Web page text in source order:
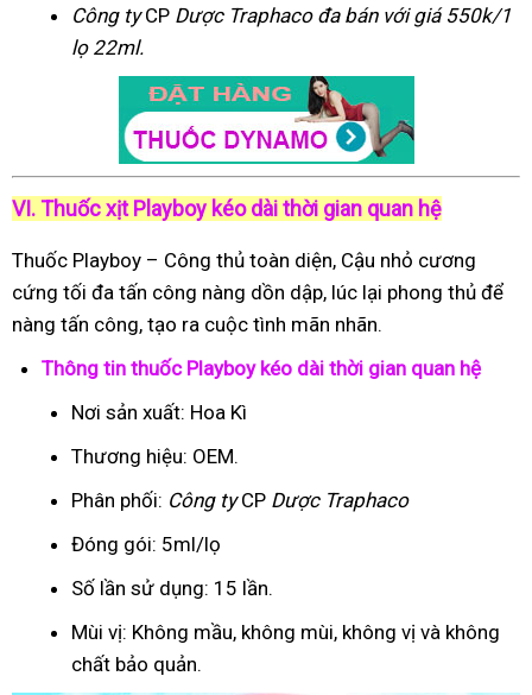
Công tyCP Dược Traphacođa bán với giá 550k/1
lọ 22ml.
VI. Thuốc xịt Playboy kéo dài thời gian quan hệ
Thuốc Playboy – Công thủ toàn diện, Cậu nhỏ cương
cứng tối đa tấn công nàng dồn dập, lúc lại phong thủ để
nàng tấn công, tạo ra cuộc tình mãn nhãn.
Thông tin thuốc Playboy kéo dài thời gian quan hệ
Nơi sản xuất: Hoa Kì
Thương hiệu: OEM.
Phân phối: Công tyCP Dược Traphaco
Đóng gói: 5ml/lọ
Số lần sử dụng: 15 lần.
Mùi vị: Không mầu, không mùi, không vị và không
chất bảo quản.